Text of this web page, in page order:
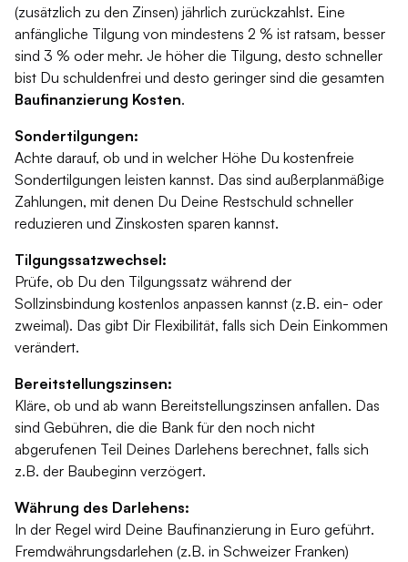
(zusätzlich zu den Zinsen) jährlich zurückzahlst. Eine
anfängliche Tilgung von mindestens 2 % ist ratsam, besser
sind 3 % oder mehr. Je höher die Tilgung, desto schneller
bist Du schuldenfrei und desto geringer sind die gesamten
Baufinanzierung Kosten.
Sondertilgungen:
Achte darauf, ob und in welcher Höhe Du kostenfreie
Sondertilgungen leisten kannst. Das sind außerplanmäßige
Zahlungen, mit denen Du Deine Restschuld schneller
reduzieren und Zinskosten sparen kannst.
Tilgungssatzwechsel:
Prüfe, ob Du den Tilgungssatz während der
Sollzinsbindung kostenlos anpassen kannst (z.B. ein- oder
zweimal). Das gibt Dir Flexibilität, falls sich Dein Einkommen
verändert.
Bereitstellungszinsen:
Kläre, ob und ab wann Bereitstellungszinsen anfallen. Das
sind Gebühren, die die Bank für den noch nicht
abgerufenen Teil Deines Darlehens berechnet, falls sich
z.B. der Baubeginn verzögert.
Währung des Darlehens:
In der Regel wird Deine Baufinanzierung in Euro geführt.
Fremdwährungsdarlehen (z.B. in Schweizer Franken)